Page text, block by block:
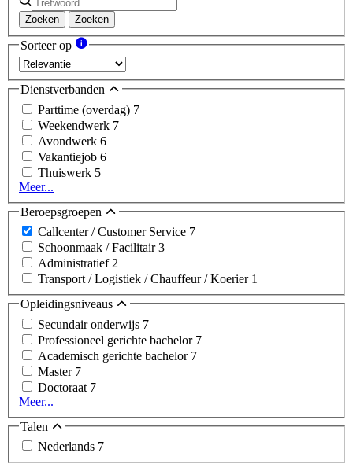
Zoeken Zoeken
Sorteer op
Dienstverbanden
Parttime (overdag) 7
Weekendwerk 7
Avondwerk 6
Vakantiejob 6
Thuiswerk 5
Meer...
Beroepsgroepen
Callcenter / Customer Service 7
Schoonmaak / Facilitair3
Administratief 2
Transport / Logistiek / Chauffeur / Koerier 1
Opleidingsniveaus
Secundair onderwijs 7
Professioneel gerichte bachelor 7
Academisch gerichte bachelor 7
Master 7
Doctoraat 7
Meer...
Talen
Nederlands 7